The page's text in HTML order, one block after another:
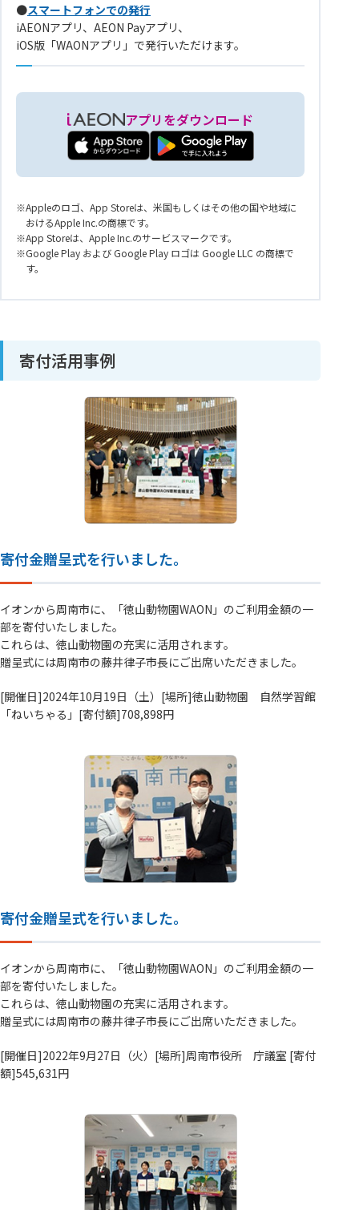
●スマートフォンでの発行
iAEONアプリ、AEON Payアプリ、
iOS版「WAONアプリ」で発行いただけます。
アプリをダウンロード
Appleのロゴ、App Storeは、米国もしくはその他の国や地域に
おけるApple Inc.の商標です。
App Storeは、Apple Inc.のサービスマークです。
Google Play および Google Play ロゴは Google LLC の商標で
す。
寄付活用事例
寄付金贈呈式を行いました。
イオンから周南市に、「徳山動物園WAON」のご利用金額の一
部を寄付いたしました。
これらは、徳山動物園の充実に活用されます。
贈呈式には周南市の藤井律子市長にご出席いただきました。
[開催日]2024年10月19日（土）[場所]徳山動物園 自然学習館
「ねいちゃる」[寄付額]708,898円
寄付金贈呈式を行いました。
イオンから周南市に、「徳山動物園WAON」のご利用金額の一
部を寄付いたしました。
これらは、徳山動物園の充実に活用されます。
贈呈式には周南市の藤井律子市長にご出席いただきました。
[開催日]2022年9月27日（火）[場所]周南市役所 庁議室 [寄付
額]545,631円